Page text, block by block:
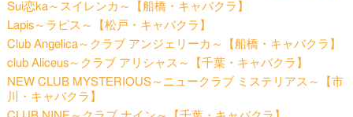
Sui恋ka～スイレンカ～【船橋・キャバクラ】
Lapis～ラピス～【松戸・キャバクラ】
Club Angelica～クラブ アンジェリーカ～【船橋・キャバクラ】
club Aliceus～クラブ アリシャス～【千葉・キャバクラ】
NEW CLUB MYSTERIOUS～ニュークラブ ミステリアス～【市
川・キャバクラ】